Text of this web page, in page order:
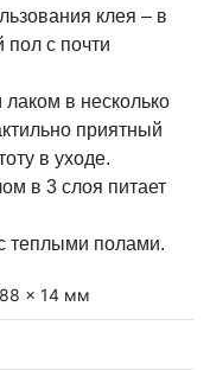
клея – в
пол с почти
в несколько
приятный
в уходе.
в 3 слоя питает
теплыми полами.
x 14 мм